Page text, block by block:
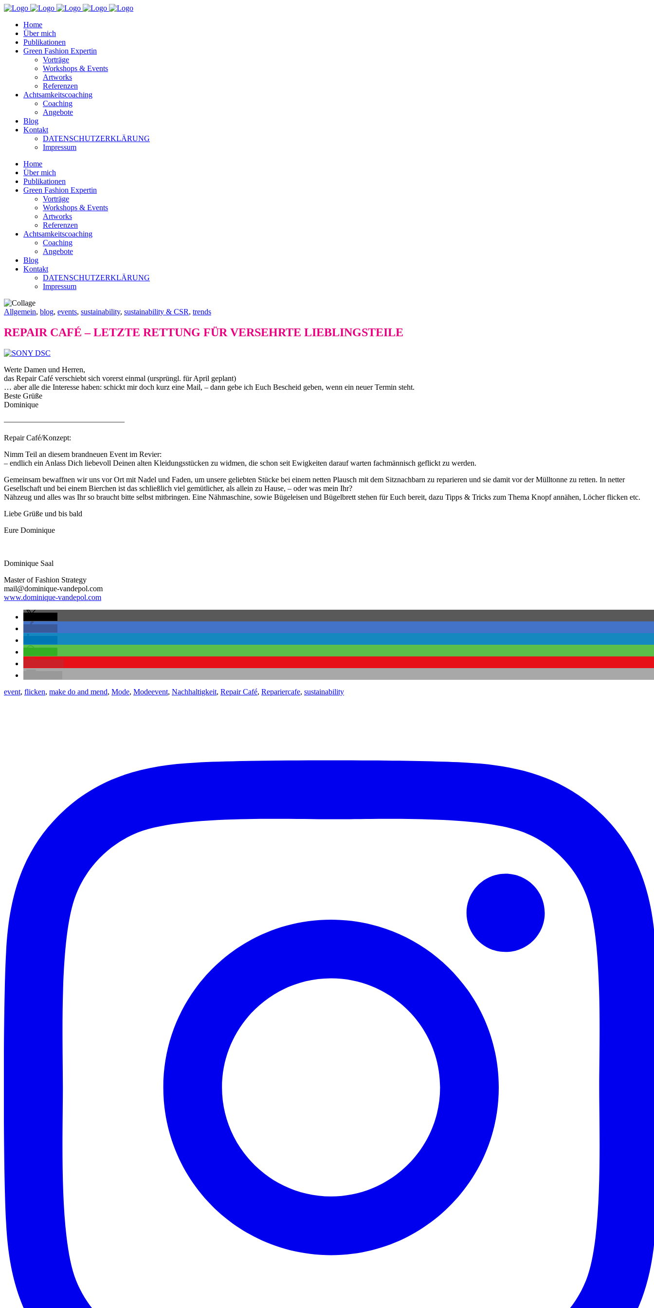
Home
Über mich
Publikationen
Green Fashion Expertin
Vorträge
Workshops & Events
Artworks
Referenzen
Achtsamkeitscoaching
Coaching
Angebote
Blog
Kontakt
DATENSCHUTZERKLÄRUNG
Impressum
Home
Über mich
Publikationen
Green Fashion Expertin
Vorträge
Workshops & Events
Artworks
Referenzen
Achtsamkeitscoaching
Coaching
Angebote
Blog
Kontakt
DATENSCHUTZERKLÄRUNG
Impressum
Allgemein, blog, events, sustainability, sustainability & CSR, trends
REPAIR CAFÉ – LETZTE RETTUNG FÜR VERSEHRTE LIEBLINGSTEILE
Werte Damen und Herren,
das Repair Café verschiebt sich vorerst einmal (ursprüngl. für April geplant)
… aber alle die Interesse haben: schickt mir doch kurz eine Mail, – dann gebe ich Euch Bescheid geben, wenn ein neuer Termin steht.
Beste Grüße
Dominique
———————————————–
Repair Café/Konzept:
Nimm Teil an diesem brandneuen Event im Revier:
– endlich ein Anlass Dich liebevoll Deinen alten Kleidungsstücken zu widmen, die schon seit Ewigkeiten darauf warten fachmännisch geflickt zu werden.
Gemeinsam bewaffnen wir uns vor Ort mit Nadel und Faden, um unsere geliebten Stücke bei einem netten Plausch mit dem Sitznachbarn zu reparieren und sie damit vor der Mülltonne zu retten. In netter
Gesellschaft und bei einem Bierchen ist das schließlich viel gemütlicher, als allein zu Hause, – oder was mein Ihr?
Nähzeug und alles was Ihr so braucht bitte selbst mitbringen. Eine Nähmaschine, sowie Bügeleisen und Bügelbrett stehen für Euch bereit, dazu Tipps & Tricks zum Thema Knopf annähen, Löcher flicken etc.
Liebe Grüße und bis bald
Eure Dominique
Dominique Saal
Master of Fashion Strategy
mail@dominique-vandepol.com
www.dominique-vandepol.com
event, flicken, make do and mend, Mode, Modeevent, Nachhaltigkeit, Repair Café, Repariercafe, sustainability